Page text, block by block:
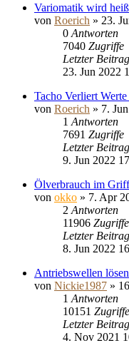
Variomatik wird
von Roerich » 23.
0 Antworten
7040 Zugriffe
Letzter Beitrag
23. Jun 2022
Tacho Verliert
von Roerich » 7.
1 Antworten
7691 Zugriffe
Letzter Beitrag
9. Jun 2022
Ölverbrauch im Griff
von okko » 7. Apr
2 Antworten
11906 Zugriffe
Letzter Beitrag
8. Jun 2022
Antriebswellen lösen
von Nickie1987 »
1 Antworten
10151 Zugriffe
Letzter Beitrag
4. Nov 2021